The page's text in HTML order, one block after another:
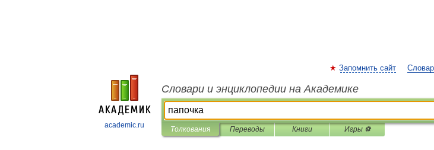
academic.ru
Запомнить сайт
Словари и энциклопедии на Академике
Толкования Переводы Книги Игры ⚽